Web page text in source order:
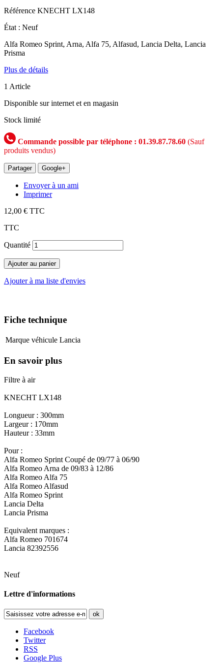
Référence KNECHT LX148
État : Neuf
Alfa Romeo Sprint, Arna, Alfa 75, Alfasud, Lancia Delta, Lancia
Prisma
Plus de détails
1 Article
Disponible sur internet et en magasin
Stock limité
Commande possible par téléphone : 01.39.87.78.60 (Sauf
produits vendus)
Partager Google+
Envoyer à un ami
Imprimer
12,00 € TTC
TTC
Quantité
Ajouter au panier
Ajouter à ma liste d'envies
Fiche technique
Marque véhicule Lancia
En savoir plus
Filtre à air
KNECHT LX148
Longueur : 300mm
Largeur : 170mm
Hauteur : 33mm
Pour :
Alfa Romeo Sprint Coupé de 09/77 à 06/90
Alfa Romeo Arna de 09/83 à 12/86
Alfa Romeo Alfa 75
Alfa Romeo Alfasud
Alfa Romeo Sprint
Lancia Delta
Lancia Prisma
Equivalent marques :
Alfa Romeo 701674
Lancia 82392556
Neuf
Lettre d'informations
ok
Facebook
Twitter
RSS
Google Plus